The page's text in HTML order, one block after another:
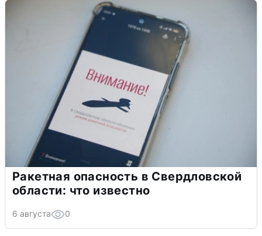
Ракетная опасность в Свердловской
области: что известно
6 августа 0